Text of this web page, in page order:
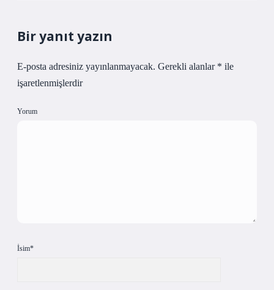
Bir yanıt yazın
E-posta adresiniz yayınlanmayacak. Gerekli alanlar * ile
işaretlenmişlerdir
Yorum
İsim*